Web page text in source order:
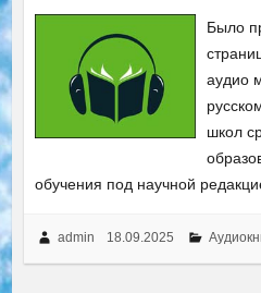
Было
аудио
школ
обучения под научной
admin 18.09.2025